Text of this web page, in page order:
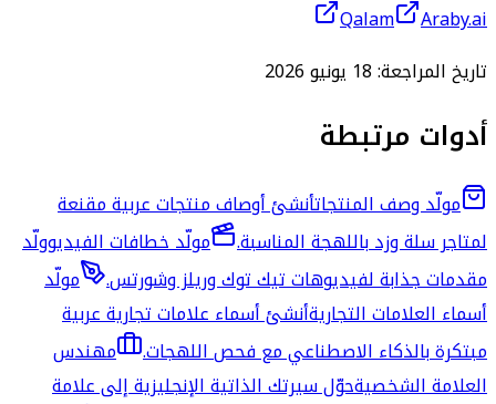
Qalam
Araby.ai
تاريخ المراجعة:18 يونيو 2026
أدوات مرتبطة
مولّد وصف المنتجاتأنشئ أوصاف منتجات عربية مقنعة
لمتاجر سلة وزد باللهجة المناسبة.
مولّد خطافات الفيديوولّد
مقدمات جذابة لفيديوهات تيك توك وريلز وشورتس.
مولّد
أسماء العلامات التجاريةأنشئ أسماء علامات تجارية عربية
مبتكرة بالذكاء الاصطناعي مع فحص اللهجات.
مهندس
العلامة الشخصيةحوّل سيرتك الذاتية الإنجليزية إلى علامة